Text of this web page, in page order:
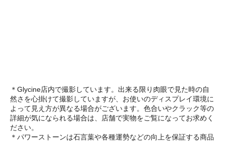
＊Glycine店内で撮影しています。出来る限り肉眼で見た時の自
然さを心掛けて撮影していますが、お使いのディスプレイ環境に
よって見え方が異なる場合がございます。色合いやクラック等の
詳細が気になられる場合は、店舗で実物をご覧になってお求めく
ださい。
＊パワーストーンは石言葉や各種運勢などの向上を保証する商品